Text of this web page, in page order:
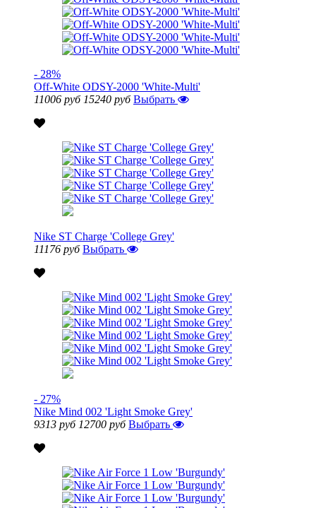
- 28%
Off-White ODSY-2000 'White-Multi'
11006 руб 15240 руб Выбрать
Nike ST Charge 'College Grey'
11176 руб Выбрать
- 27%
Nike Mind 002 'Light Smoke Grey'
9313 руб 12700 руб Выбрать